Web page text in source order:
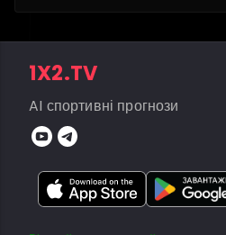
1X2.TV
AI спортивні прогнози